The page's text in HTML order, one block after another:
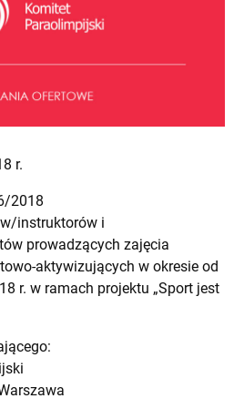
r.
2018
instruktorów i
prowadzących zajęcia
aktywizujących w okresie od
r. w ramach projektu „Sport jest